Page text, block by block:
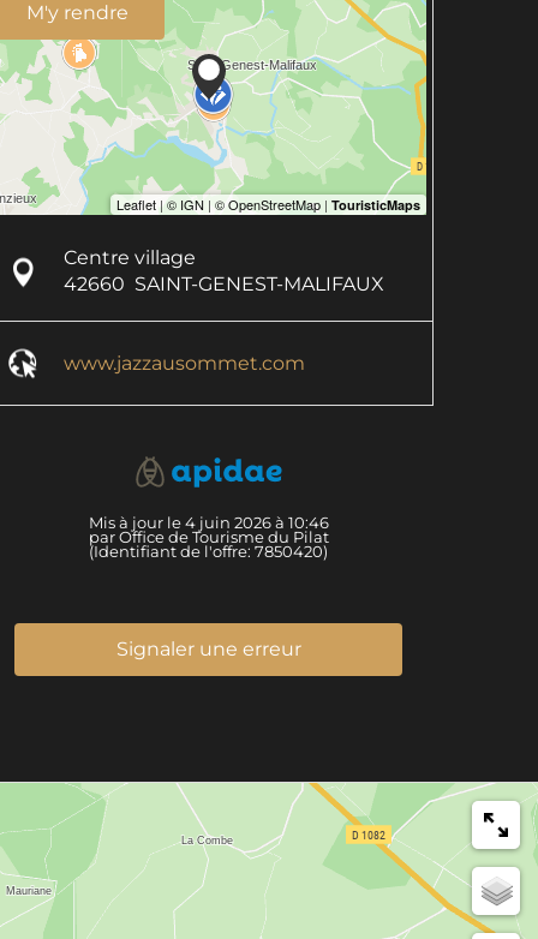
M'y rendre
Centre village
42660 SAINT-GENEST-MALIFAUX
www.jazzausommet.com
Mis à jour le 4 juin 2026 à 10:46
par Office de Tourisme du Pilat
(Identifiant de l'offre: 7850420)
Signaler une erreur